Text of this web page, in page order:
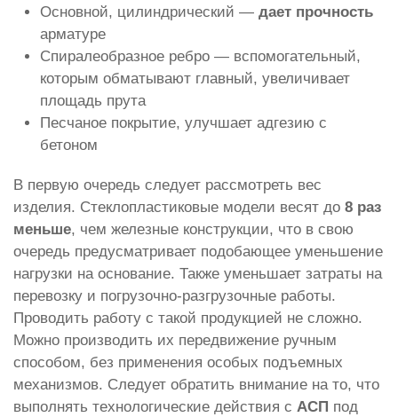
Основной, цилиндрический — дает прочность
арматуре
Спиралеобразное ребро — вспомогательный,
которым обматывают главный, увеличивает
площадь прута
Песчаное покрытие, улучшает адгезию с
бетоном
В первую очередь следует рассмотреть вес
изделия. Стеклопластиковые модели весят до 8 раз
меньше, чем железные конструкции, что в свою
очередь предусматривает подобающее уменьшение
нагрузки на основание. Также уменьшает затраты на
перевозку и погрузочно-разгрузочные работы.
Проводить работу с такой продукцией не сложно.
Можно производить их передвижение ручным
способом, без применения особых подъемных
механизмов. Следует обратить внимание на то, что
выполнять технологические действия с АСП под